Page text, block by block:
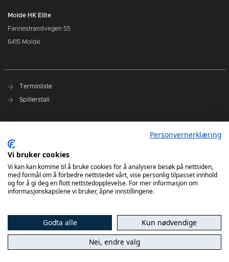
Molde HK Elite
Fannestrandvegen 55
6415 Molde
Terminliste
Spillerstall
Kjøp billetter
Sesongkort
Personvernerklæring
Vi bruker cookies
Vi kan kan komme til å bruke cookies for å analysere besøk på nettsiden,
med formål om å forbedre nettstedet vårt, vise personlig tilpasset innhold
og for å gi deg en flott nettstedopplevelse. For mer informasjon om
informasjonskapslene vi bruker, åpne innstillingene.
Godta alle
Kun nødvendige
Nei, endre valg